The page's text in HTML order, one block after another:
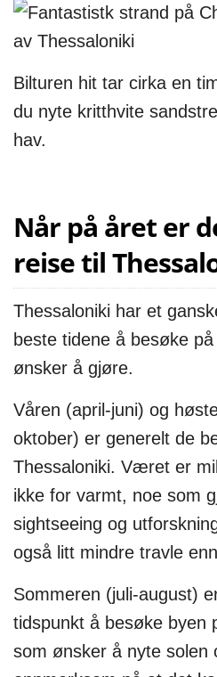
Bilturen hit tar cirka en
du nyte kritthvite
hav.
Når på året er
reise til
Thessaloniki har et
beste tidene å besøke
ønsker å gjøre.
Våren (april-juni) og
oktober) er generelt de
Thessaloniki. Været er
ikke for varmt, noe som
sightseeing og
også litt mindre travle
Sommeren (juli-august)
tidspunkt å besøke byen
som ønsker å nyte